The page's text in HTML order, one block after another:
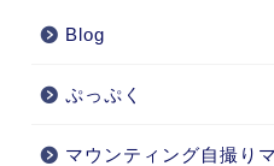
Blog
ぷっぷく
マウンティング自撮り